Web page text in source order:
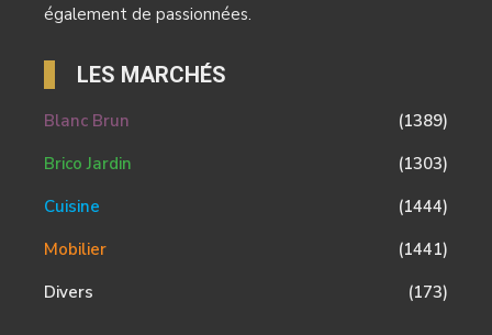
également de passionnées.
LES MARCHÉS
Blanc Brun
(1389)
Brico Jardin
(1303)
Cuisine
(1444)
Mobilier
(1441)
Divers
(173)